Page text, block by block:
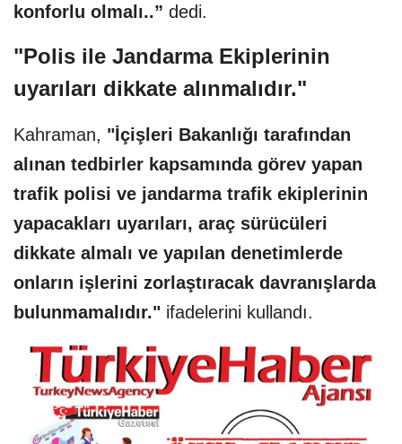
konforlu olmalı..” dedi.
"Polis ile Jandarma Ekiplerinin
uyarıları dikkate alınmalıdır."
Kahraman, "İçişleri Bakanlığı tarafından
alınan tedbirler kapsamında görev yapan
trafik polisi ve jandarma trafik ekiplerinin
yapacakları uyarıları, araç sürücüleri
dikkate almalı ve yapılan denetimlerde
onların işlerini zorlaştıracak davranışlarda
bulunmamalıdır." ifadelerini kullandı.